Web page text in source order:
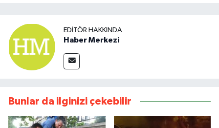
EDITÖR HAKKINDA
Haber Merkezi
Bunlar da ilginizi çekebilir